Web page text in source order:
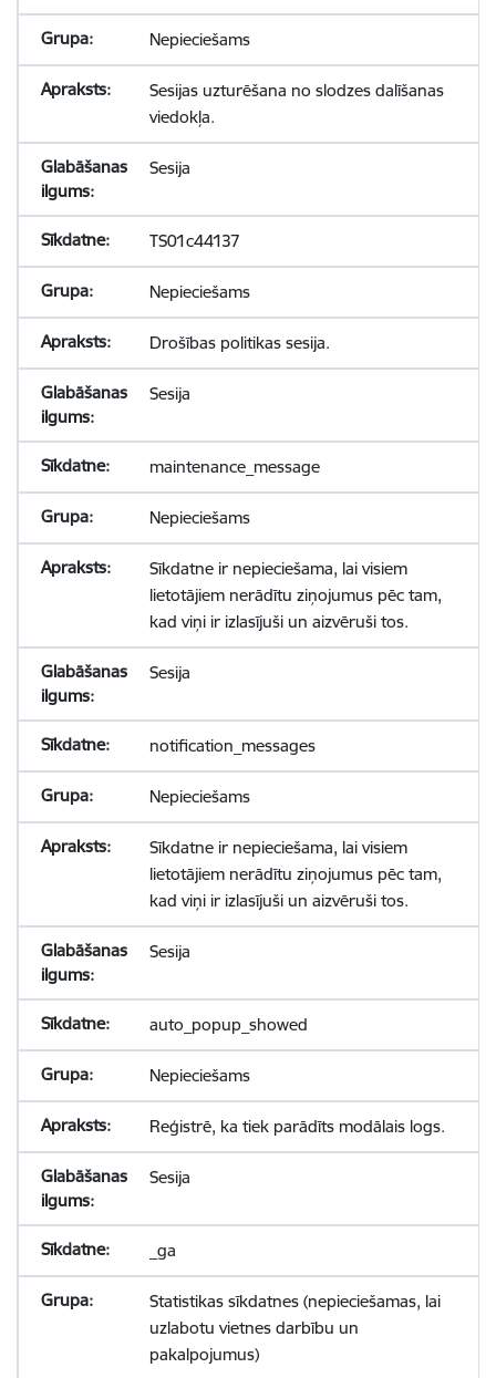
Nepieciešams
Sesijas uzturēšana no slodzes dalīšanas
viedokļa.
Sesija
TS01c44137
Nepieciešams
Drošības politikas sesija.
Sesija
maintenance_message
Nepieciešams
Sīkdatne ir nepieciešama, lai visiem
lietotājiem nerādītu ziņojumus pēc tam,
kad viņi ir izlasījuši un aizvēruši tos.
Sesija
notification_messages
Nepieciešams
Sīkdatne ir nepieciešama, lai visiem
lietotājiem nerādītu ziņojumus pēc tam,
kad viņi ir izlasījuši un aizvēruši tos.
Sesija
auto_popup_showed
Nepieciešams
Reģistrē, ka tiek parādīts modālais logs.
Sesija
_ga
Statistikas sīkdatnes (nepieciešamas, lai
uzlabotu vietnes darbību un
pakalpojumus)